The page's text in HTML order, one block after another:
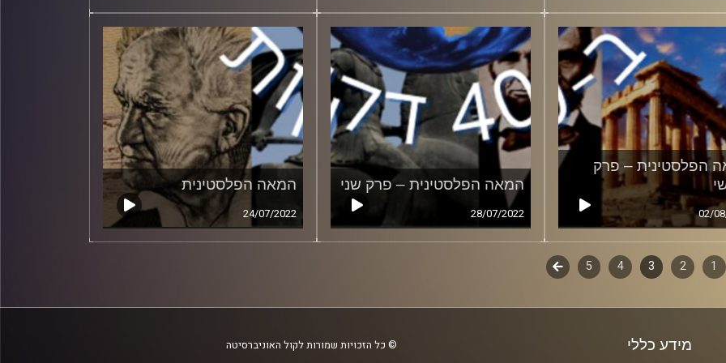
הפלסטינית – פרק
02/
המאה הפלסטינית – פרק שני
28/07/2022
המאה הפלסטינית
24/07/2022
1
2
3
4
5
לשלב
מידע כללי © כל הזכויות שמורות לקול האוניברסיטה